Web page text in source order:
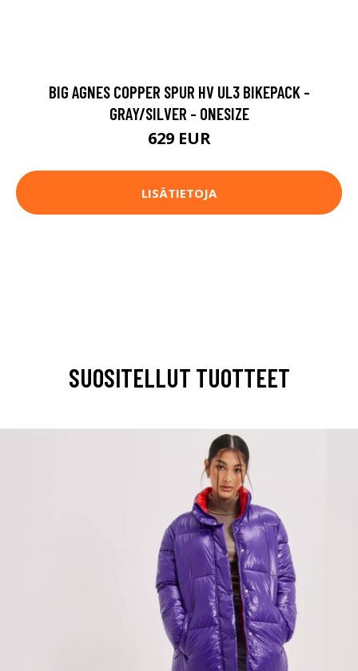
BIG AGNES COPPER SPUR HV UL3 BIKEPACK -
GRAY/SILVER - ONESIZE
629 EUR
LISÄTIETOJA
SUOSITELLUT TUOTTEET